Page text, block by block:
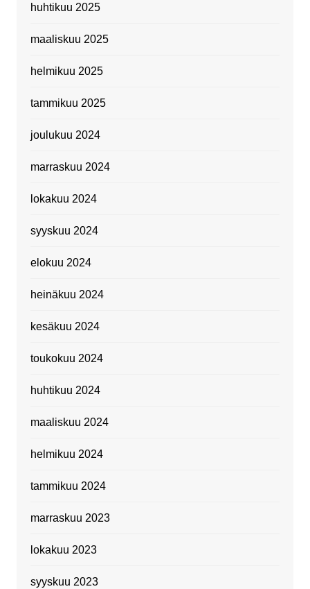
huhtikuu 2025
maaliskuu 2025
helmikuu 2025
tammikuu 2025
joulukuu 2024
marraskuu 2024
lokakuu 2024
syyskuu 2024
elokuu 2024
heinäkuu 2024
kesäkuu 2024
toukokuu 2024
huhtikuu 2024
maaliskuu 2024
helmikuu 2024
tammikuu 2024
marraskuu 2023
lokakuu 2023
syyskuu 2023